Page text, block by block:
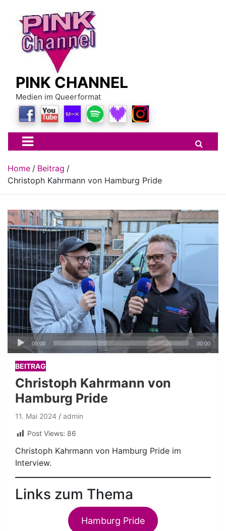
content
PINK CHANNEL
Medien im Queerformat
Home
Beitrag
Christoph Kahrmann von Hamburg Pride
Audio-
Player
00:00 00:00
BEITRAG
Christoph Kahrmann von
Hamburg Pride
11. Mai 2024
admin
Post Views: 86
Christoph Kahrmann von Hamburg Pride im
Interview.
Links zum Thema
Hamburg Pride